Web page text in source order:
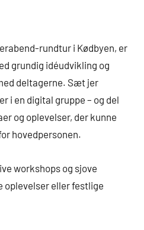
rundtur i Kødbyen, er
grundig idéudvikling og
deltagerne. Sæt jer
i en digital gruppe – og del
og oplevelser, der kunne
hovedpersonen.
workshops og sjove
oplevelser eller festlige